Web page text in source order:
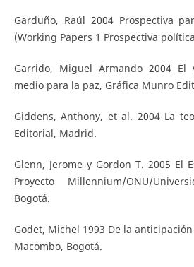
Garduño, Raúl 2004 Prospectiva
(Working Papers 1 Prospectiva
Garrido, Miguel Armando 2004
medio para la paz, Gráfica Munro
Giddens, Anthony, et al. 2004 La
Editorial, Madrid.
Glenn, Jerome y Gordon T. 2005 El
Proyecto Millennium/ONU/
Bogotá.
Godet, Michel 1993 De la
Macombo, Bogotá.